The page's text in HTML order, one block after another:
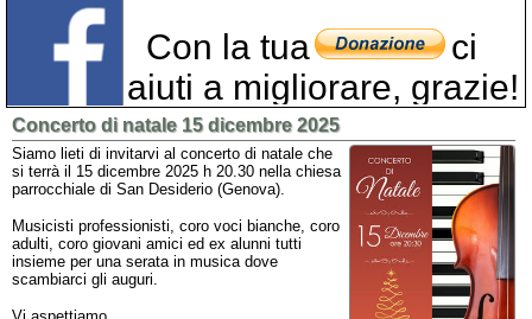
Con la tua
ci
aiuti a migliorare, grazie!
Concerto di natale 15 dicembre 2025
Siamo lieti di invitarvi al concerto di natale che
si terrà il 15 dicembre 2025 h 20.30 nella chiesa
parrocchiale di San Desiderio (Genova).
Musicisti professionisti, coro voci bianche, coro
adulti, coro giovani amici ed ex alunni tutti
insieme per una serata in musica dove
scambiarci gli auguri.